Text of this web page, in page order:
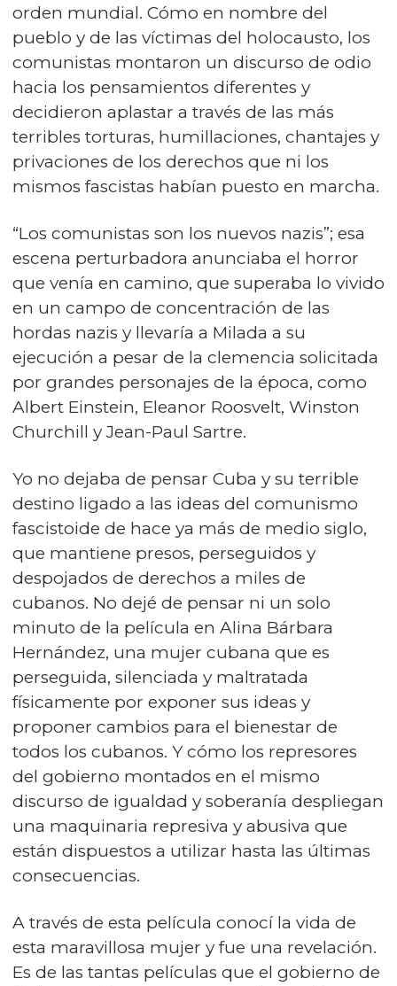
orden mundial. Cómo en nombre del
pueblo y de las víctimas del holocausto, los
comunistas montaron un discurso de odio
hacia los pensamientos diferentes y
decidieron aplastar a través de las más
terribles torturas, humillaciones, chantajes y
privaciones de los derechos que ni los
mismos fascistas habían puesto en marcha.
“Los comunistas son los nuevos nazis”; esa
escena perturbadora anunciaba el horror
que venía en camino, que superaba lo vivido
en un campo de concentración de las
hordas nazis y llevaría a Milada a su
ejecución a pesar de la clemencia solicitada
por grandes personajes de la época, como
Albert Einstein, Eleanor Roosvelt, Winston
Churchill y Jean-Paul Sartre.
Yo no dejaba de pensar Cuba y su terrible
destino ligado a las ideas del comunismo
fascistoide de hace ya más de medio siglo,
que mantiene presos, perseguidos y
despojados de derechos a miles de
cubanos. No dejé de pensar ni un solo
minuto de la película en Alina Bárbara
Hernández, una mujer cubana que es
perseguida, silenciada y maltratada
físicamente por exponer sus ideas y
proponer cambios para el bienestar de
todos los cubanos. Y cómo los represores
del gobierno montados en el mismo
discurso de igualdad y soberanía despliegan
una maquinaria represiva y abusiva que
están dispuestos a utilizar hasta las últimas
consecuencias.
A través de esta película conocí la vida de
esta maravillosa mujer y fue una revelación.
Es de las tantas películas que el gobierno de